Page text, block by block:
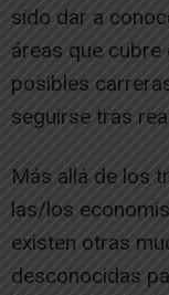
sido dar a
áreas que
posibles
seguirse tras
Más allá de los
las/los
existen otras
desconocidas